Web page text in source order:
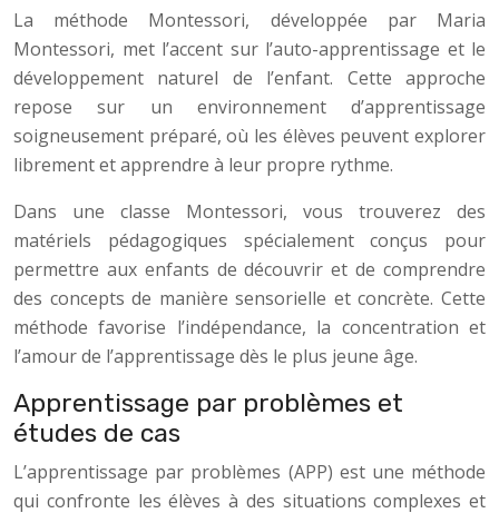
La méthode Montessori, développée par Maria
Montessori, met l’accent sur l’auto-apprentissage et le
développement naturel de l’enfant. Cette approche
repose sur un environnement d’apprentissage
soigneusement préparé, où les élèves peuvent explorer
librement et apprendre à leur propre rythme.
Dans une classe Montessori, vous trouverez des
matériels pédagogiques spécialement conçus pour
permettre aux enfants de découvrir et de comprendre
des concepts de manière sensorielle et concrète. Cette
méthode favorise l’indépendance, la concentration et
l’amour de l’apprentissage dès le plus jeune âge.
Apprentissage par problèmes et
études de cas
L’apprentissage par problèmes (APP) est une méthode
qui confronte les élèves à des situations complexes et